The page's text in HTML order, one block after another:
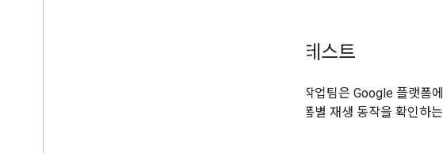
수동 테스트
미디어 작업팀은 Google 플랫폼
여 플랫폼별 재생 동작을 확인하